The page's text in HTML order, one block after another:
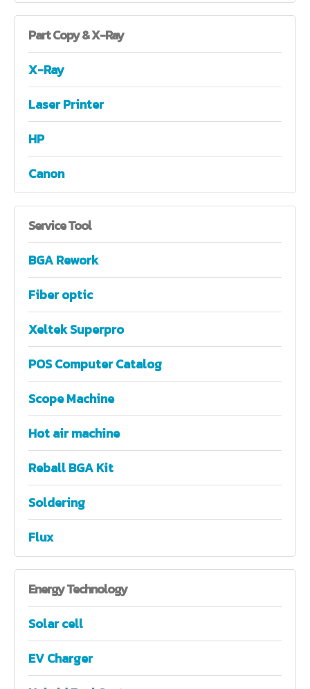
PartCopy & X-Ray
X-Ray
Laser Printer
HP
Canon
ServiceTool
BGA Rework
Fiber optic
Xeltek Superpro
POS Computer Catalog
Scope Machine
Hot air machine
Reball BGA Kit
Soldering
Flux
EnergyTechnology
Solar cell
EV Charger